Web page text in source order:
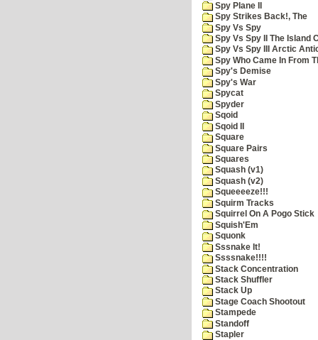
Spy Plane II
Spy Strikes Back!, The
Spy Vs Spy
Spy Vs Spy II The Island
Spy Vs Spy III Arctic
Spy Who Came In From
Spy's Demise
Spy's War
Spycat
Spyder
Sqoid
Sqoid II
Square
Square Pairs
Squares
Squash (v1)
Squash (v2)
Squeeeeze!!!
Squirm Tracks
Squirrel On A Pogo Stick
Squish'Em
Squonk
Sssnake It!
Ssssnake!!!!
Stack Concentration
Stack Shuffler
Stack Up
Stage Coach Shootout
Stampede
Standoff
Stapler